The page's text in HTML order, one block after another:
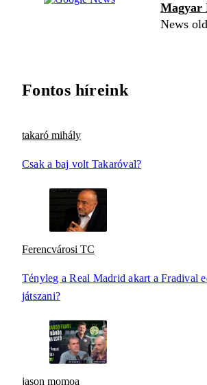
Magyar
News
Fontos híreink
takaró mihály
Csak a baj volt Takaróval?
Ferencvárosi TC
Tényleg a Real Madrid akart a Fradival
játszani?
jason momoa